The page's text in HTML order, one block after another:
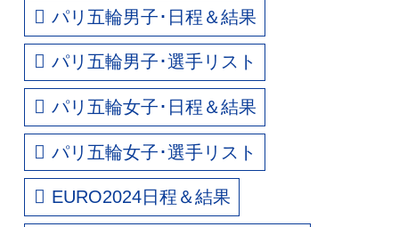
パリ五輪男子･日程＆結果
パリ五輪男子･選手リスト
パリ五輪女子･日程＆結果
パリ五輪女子･選手リスト
EURO2024日程＆結果